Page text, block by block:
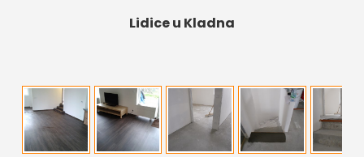
Lidice u Kladna